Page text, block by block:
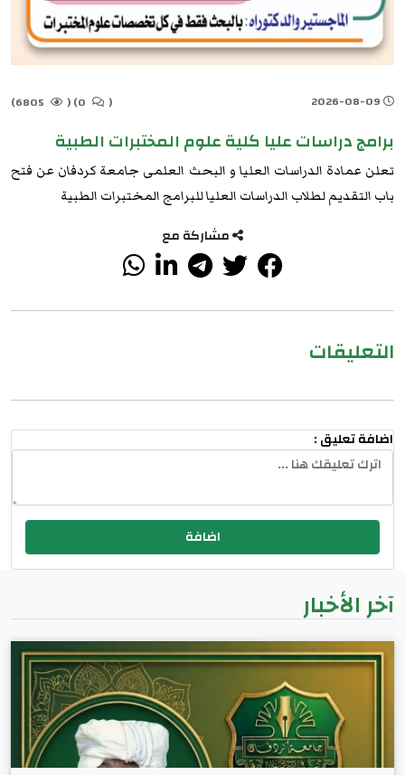
(
(
برامج دراسات عليا كلية علوم المختبرات الطبية
تعلن عمادة الدراسات العليا و البحث العلمى جامعة كردفان عن فتح
باب التقديم لطلاب الدراسات العليا للبرامج المختبرات الطبية
مشاركة مع
التعليقات
اضافة تعليق :
آخر الأخبار